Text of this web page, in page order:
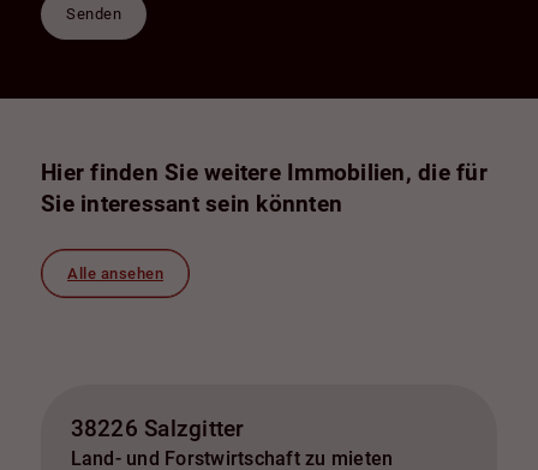
Senden
Hier finden Sie weitere Immobilien, die für
Sie interessant sein könnten
Alle ansehen
38226 Salzgitter
Land- und Forstwirtschaft zu mieten